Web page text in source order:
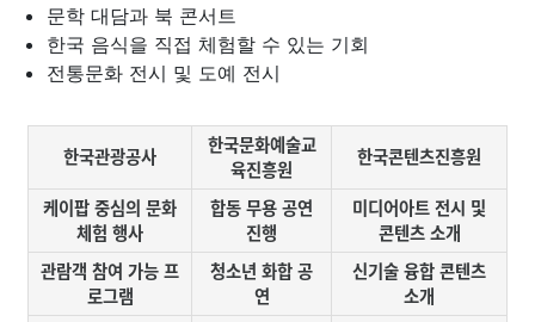
문학 대담과 북 콘서트
한국 음식을 직접 체험할 수 있는 기회
전통문화 전시 및 도예 전시
한국관광공사
한국문화예술교
육진흥원
한국콘텐츠진흥원
케이팝 중심의 문화
체험 행사
합동 무용 공연
진행
미디어아트 전시 및
콘텐츠 소개
관람객 참여 가능 프
로그램
청소년 화합 공
연
신기술 융합 콘텐츠
소개